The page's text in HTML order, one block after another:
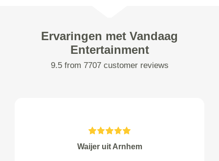
Ervaringen met Vandaag
Entertainment
9.5 from 7707 customer reviews
Waijer uit Arnhem